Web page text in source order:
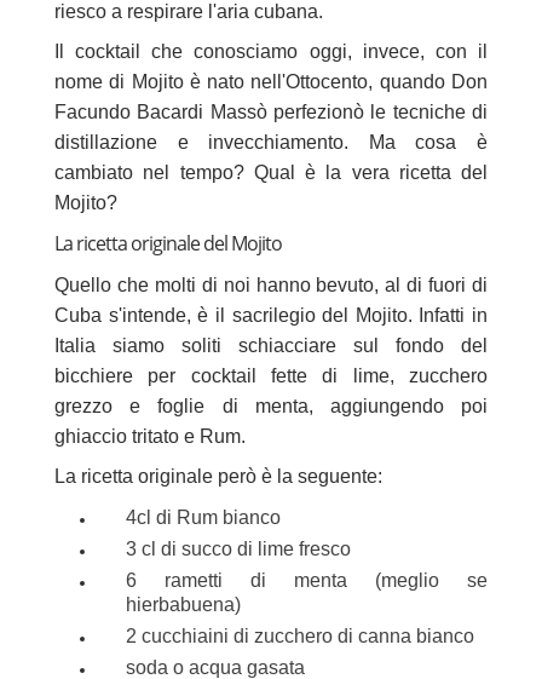
riesco a respirare l'aria cubana.
Il cocktail che conosciamo oggi, invece, con il
nome di Mojito è nato nell'Ottocento, quando Don
Facundo Bacardi Massò perfezionò le tecniche di
distillazione e invecchiamento. Ma cosa è
cambiato nel tempo? Qual è la vera ricetta del
Mojito?
La ricetta originale del Mojito
Quello che molti di noi hanno bevuto, al di fuori di
Cuba s'intende, è il sacrilegio del Mojito. Infatti in
Italia siamo soliti schiacciare sul fondo del
bicchiere per cocktail fette di lime, zucchero
grezzo e foglie di menta, aggiungendo poi
ghiaccio tritato e Rum.
La ricetta originale però è la seguente:
4cl di Rum bianco
3 cl di succo di lime fresco
6 rametti di menta (meglio se
hierbabuena)
2 cucchiaini di zucchero di canna bianco
soda o acqua gasata